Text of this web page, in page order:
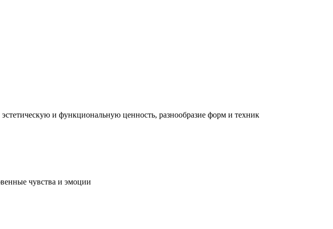
и функциональную ценность, разнообразие форм и техник
чувства и эмоции